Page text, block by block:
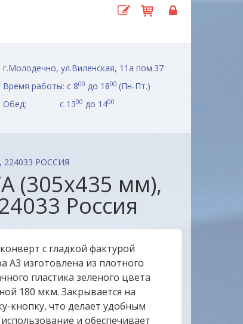
г.Молодечно, ул.Виленская, 11а пом.37
Время работы: с 800 до 1800 (Пн-Пт.)
Обед: с 1300 до 1400
РОССИЯ
(305х435 мм),
Россия
с гладкой фактурой
А3 изготовлена из плотного
пластика зеленого цвета
180 мкм. Закрывается на
кнопку, что делает удобным
и обеспечивает